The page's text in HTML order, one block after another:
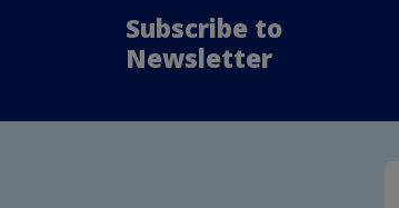
Subscribe to
Newsletter